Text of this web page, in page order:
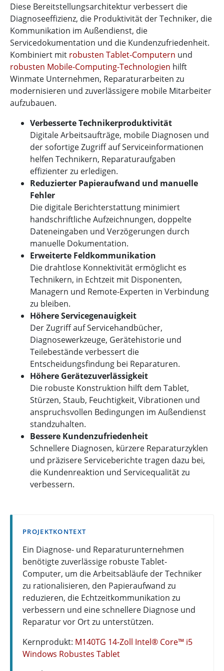
Diese Bereitstellungsarchitektur verbessert die
Diagnoseeffizienz, die Produktivität der Techniker, die
Kommunikation im Außendienst, die
Servicedokumentation und die Kundenzufriedenheit.
Kombiniert mit robusten Tablet-Computern und
robusten Mobile-Computing-Technologien hilft
Winmate Unternehmen, Reparaturarbeiten zu
modernisieren und zuverlässigere mobile Mitarbeiter
aufzubauen.
Verbesserte Technikerproduktivität
Digitale Arbeitsaufträge, mobile Diagnosen und
der sofortige Zugriff auf Serviceinformationen
helfen Technikern, Reparaturaufgaben
effizienter zu erledigen.
Reduzierter Papieraufwand und manuelle
Fehler
Die digitale Berichterstattung minimiert
handschriftliche Aufzeichnungen, doppelte
Dateneingaben und Verzögerungen durch
manuelle Dokumentation.
Erweiterte Feldkommunikation
Die drahtlose Konnektivität ermöglicht es
Technikern, in Echtzeit mit Disponenten,
Managern und Remote-Experten in Verbindung
zu bleiben.
Höhere Servicegenauigkeit
Der Zugriff auf Servicehandbücher,
Diagnosewerkzeuge, Gerätehistorie und
Teilebestände verbessert die
Entscheidungsfindung bei Reparaturen.
Höhere Gerätezuverlässigkeit
Die robuste Konstruktion hilft dem Tablet,
Stürzen, Staub, Feuchtigkeit, Vibrationen und
anspruchsvollen Bedingungen im Außendienst
standzuhalten.
Bessere Kundenzufriedenheit
Schnellere Diagnosen, kürzere Reparaturzyklen
und präzisere Serviceberichte tragen dazu bei,
die Kundenreaktion und Servicequalität zu
verbessern.
PROJEKTKONTEXT
Ein Diagnose- und Reparaturunternehmen
benötigte zuverlässige robuste Tablet-
Computer, um die Arbeitsabläufe der Techniker
zu rationalisieren, den Papieraufwand zu
reduzieren, die Echtzeitkommunikation zu
verbessern und eine schnellere Diagnose und
Reparatur vor Ort zu unterstützen.
Kernprodukt: M140TG 14-Zoll Intel® Core™ i5
Windows Robustes Tablet